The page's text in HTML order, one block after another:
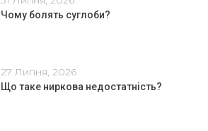
Чому болять суглоби?
27 Липня, 2026
Що таке ниркова недостатність?